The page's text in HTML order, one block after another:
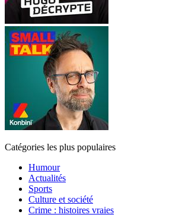
Catégories les plus populaires
Humour
Actualités
Sports
Culture et société
Crime : histoires vraies